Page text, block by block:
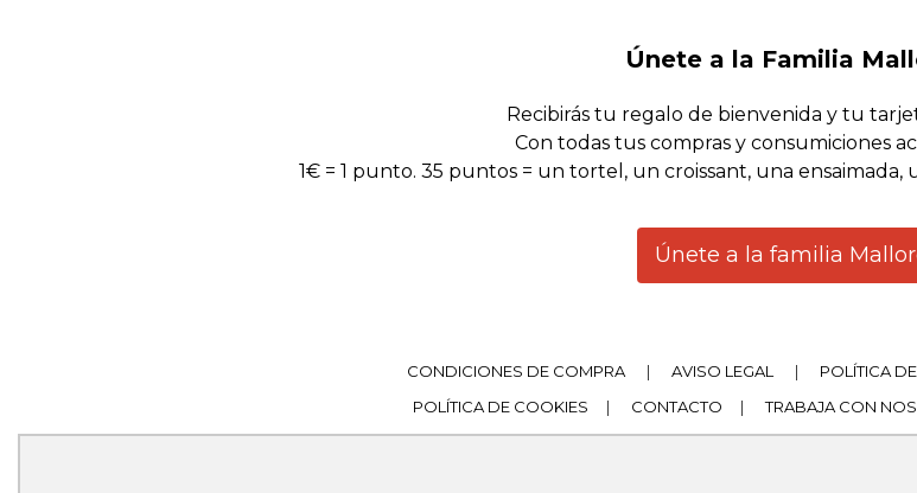
Únete a la Familia
Recibirás tu regalo de bienvenida y tu
Con todas tus compras y consumiciones
1€ = 1 punto. 35 puntos = un tortel, un croissant, una ensaimada,
Únete a la familia
CONDICIONES DE COMPRA | AVISO LEGAL | POLÍTICA
POLÍTICA DE COOKIES
| CONTACTO | TRABAJA CON